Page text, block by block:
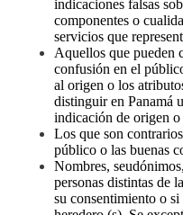
indicaciones falsas
componentes o
servicios que
Aquellos que pueden
confusión en el
al origen o los
distinguir en Panamá
indicación de origen
Los que son
público o las buenas
Nombres,
personas distintas de
su consentimiento o